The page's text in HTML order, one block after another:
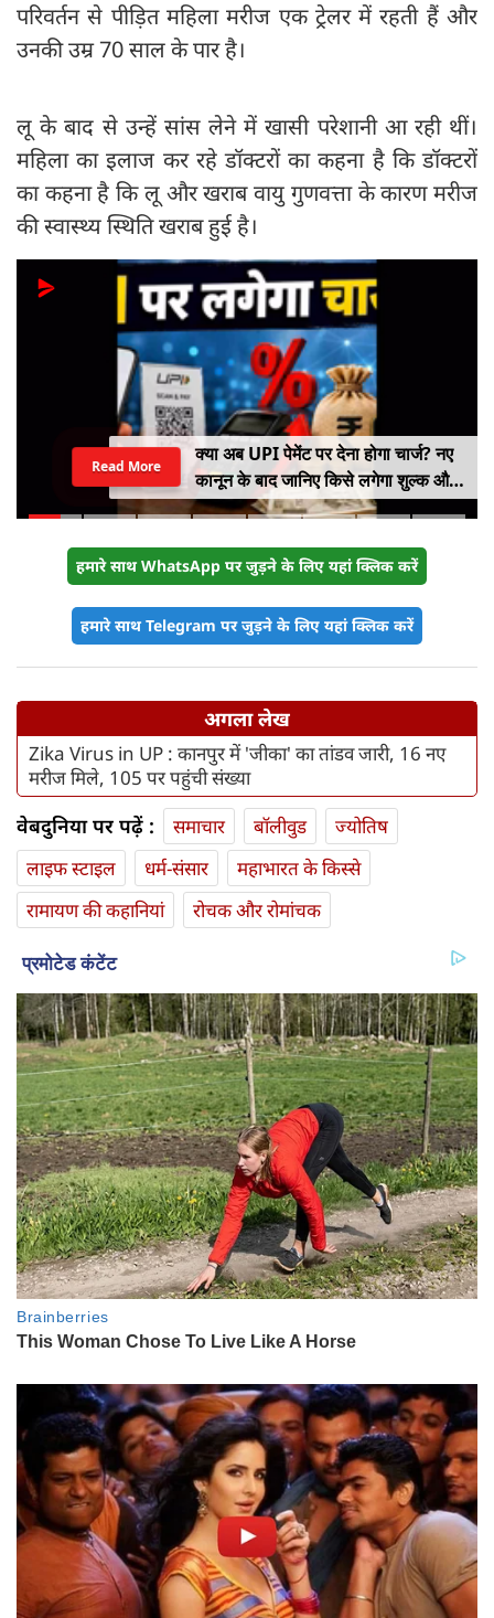
परिवर्तन से पीड़ित महिला मरीज एक ट्रेलर में रहती हैं और
उनकी उम्र 70 साल के पार है।
लू के बाद से उन्हें सांस लेने में खासी परेशानी आ रही थीं।
महिला का इलाज कर रहे डॉक्टरों का कहना है कि डॉक्टरों
का कहना है कि लू और खराब वायु गुणवत्ता के कारण मरीज
की स्वास्थ्य स्थिति खराब हुई है।
क्या अब UPI पेमेंट पर देना होगा चार्ज? नए
कानून के बाद जानिए किसे लगेगा शुल्क और
किसे नहीं
Read More
हमारे साथ WhatsApp पर जुड़ने के लिए यहां क्लिक करें
हमारे साथ Telegram पर जुड़ने के लिए यहां क्लिक करें
अगला लेख
Zika Virus in UP : कानपुर में 'जीका' का तांडव जारी, 16 नए
मरीज मिले, 105 पर पहुंची संख्‍या
वेबदुनिया पर पढ़ें : समाचार बॉलीवुड
ज्योतिष
लाइफ स्‍टाइल
धर्म-संसार
महाभारत के किस्से
रामायण की कहानियां
रोचक और रोमांचक